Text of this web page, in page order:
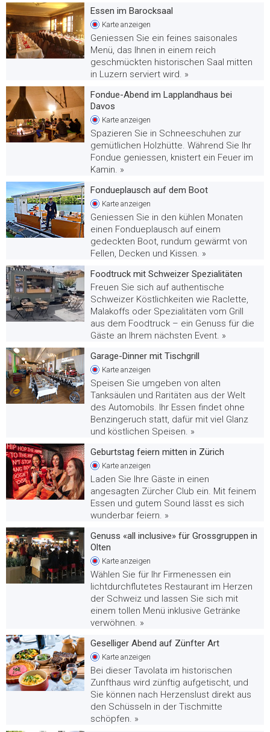
Essen im Barocksaal
Karte anzeigen
Geniessen Sie ein feines saisonales
Menü, das Ihnen in einem reich
geschmückten historischen Saal mitten
in Luzern serviert wird. »
Fondue-Abend im Lapplandhaus bei
Davos
Karte anzeigen
Spazieren Sie in Schneeschuhen zur
gemütlichen Holzhütte. Während Sie Ihr
Fondue geniessen, knistert ein Feuer im
Kamin. »
Fondueplausch auf dem Boot
Karte anzeigen
Geniessen Sie in den kühlen Monaten
einen Fondueplausch auf einem
gedeckten Boot, rundum gewärmt von
Fellen, Decken und Kissen. »
Foodtruck mit Schweizer Spezialitäten
Freuen Sie sich auf authentische
Schweizer Köstlichkeiten wie Raclette,
Malakoffs oder Spezialitäten vom Grill
aus dem Foodtruck – ein Genuss für die
Gäste an Ihrem nächsten Event. »
Garage-Dinner mit Tischgrill
Karte anzeigen
Speisen Sie umgeben von alten
Tanksäulen und Raritäten aus der Welt
des Automobils. Ihr Essen findet ohne
Benzingeruch statt, dafür mit viel Glanz
und köstlichen Speisen. »
Geburtstag feiern mitten in Zürich
Karte anzeigen
Laden Sie Ihre Gäste in einen
angesagten Zürcher Club ein. Mit feinem
Essen und gutem Sound lässt es sich
wunderbar feiern. »
Genuss «all inclusive» für Grossgruppen in
Olten
Karte anzeigen
Wählen Sie für Ihr Firmenessen ein
lichtdurchflutetes Restaurant im Herzen
der Schweiz und lassen Sie sich mit
einem tollen Menü inklusive Getränke
verwöhnen. »
Geselliger Abend auf Zünfter Art
Karte anzeigen
Bei dieser Tavolata im historischen
Zunfthaus wird zünftig aufgetischt, und
Sie können nach Herzenslust direkt aus
den Schüsseln in der Tischmitte
schöpfen. »